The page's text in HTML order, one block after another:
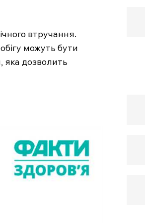
втручання.
можуть бути
яка дозволить